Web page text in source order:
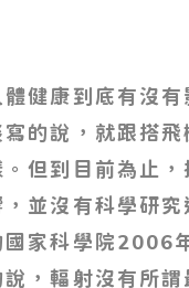
健康到底有沒有
的說，就跟搭飛
但到目前為止，
並沒有科學研究
國家科學院2006
，輻射沒有所謂